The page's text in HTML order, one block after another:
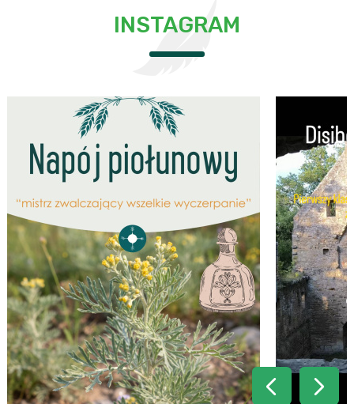
INSTAGRAM